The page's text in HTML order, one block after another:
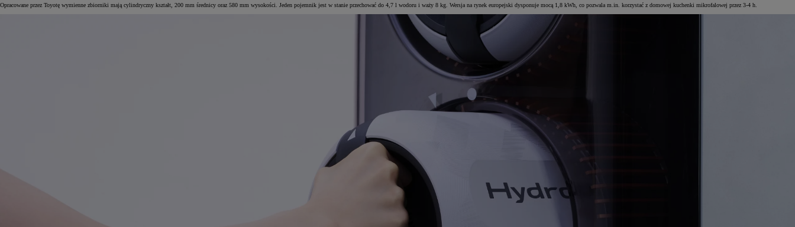
Opracowane przez Toyotę wymienne zbiorniki mają cylindryczny kształt, 200 mm średnicy oraz 580 mm wysokości. Jeden pojemnik jest w stanie przechować do 4,7 l wodoru i waży 8 kg. Wersja na rynek europejski dysponuje mocą 1,8 kWh, co pozwala m.in. korzystać z domowej kuchenki mikrofalowej przez 3-4 h.